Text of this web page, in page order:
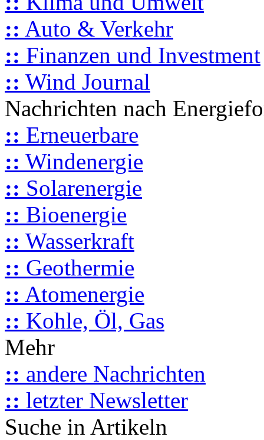
:: Auto & Verkehr
:: Finanzen und Investment
:: Wind Journal
Nachrichten nach
:: Erneuerbare
:: Windenergie
:: Solarenergie
:: Bioenergie
:: Wasserkraft
:: Geothermie
:: Atomenergie
:: Kohle, Öl, Gas
Mehr
:: andere Nachrichten
:: letzter Newsletter
Suche in Artikeln